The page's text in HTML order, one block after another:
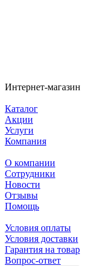
Интернет-магазин
Каталог
Акции
Услуги
Компания
О компании
Сотрудники
Новости
Отзывы
Помощь
Условия оплаты
Условия доставки
Гарантия на товар
Вопрос-ответ